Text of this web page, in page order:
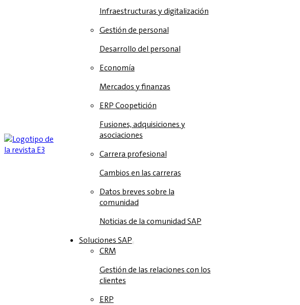
Infraestructuras y digitalización
Gestión de personal
Desarrollo del personal
Economía
Mercados y finanzas
ERP Coopetición
Fusiones, adquisiciones y
asociaciones
Carrera profesional
Cambios en las carreras
Datos breves sobre la
comunidad
Noticias de la comunidad SAP
Soluciones‎‎ SAP
CRM
Gestión de las relaciones con los
clientes
ERP